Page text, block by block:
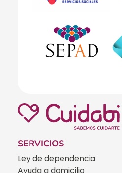
SERVICIOS
Ley de dependencia
Ayuda a domicilio